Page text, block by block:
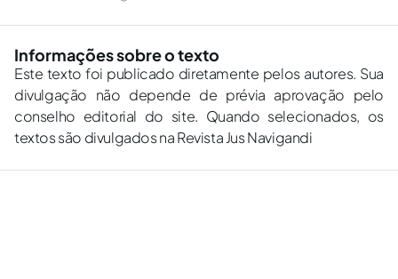
Informações sobre o texto
Este texto foi publicado diretamente pelos autores. Sua
divulgação não depende de prévia aprovação pelo
conselho editorial do site. Quando selecionados, os
textos são divulgados na Revista Jus Navigandi